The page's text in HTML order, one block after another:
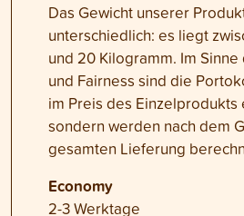
Das Gewicht unserer
unterschiedlich: es liegt
und 20 Kilogramm. Im
und Fairness sind die
im Preis des Einzelprodukts
sondern werden nach dem
gesamten Lieferung
Economy
2-3 Werktage